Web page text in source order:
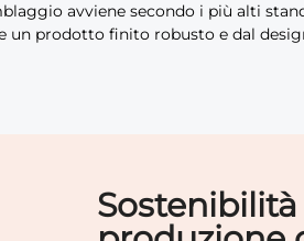
avviene secondo i più alti
prodotto finito robusto e dal